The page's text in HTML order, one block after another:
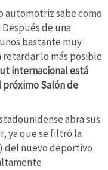
automotriz sabe como
Después de una
bastante muy
retardar lo más posible
internacional está
Salón de
abra sus
ya que se filtró la
del nuevo deportivo